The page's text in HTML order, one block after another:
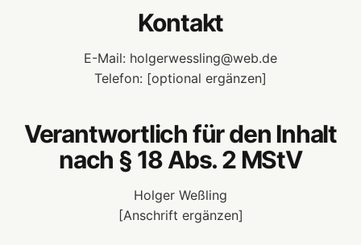
Kontakt
E-Mail: holgerwessling@web.de
Telefon: [optional ergänzen]
Verantwortlich für den Inhalt
nach § 18 Abs. 2 MStV
Holger Weßling
[Anschrift ergänzen]